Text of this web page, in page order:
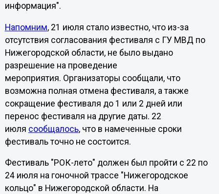
информация".
Напомним, 21 июля стало известно, что из-за
отсутствия согласования фестиваля с ГУ МВД по
Нижегородской области, не было выдано
разрешение на проведение
мероприятия. Организаторы сообщали, что
возможна полная отмена фестиваля, а также
сокращение фестиваля до 1 или 2 дней или
перенос фестиваля на другие даты. 22
июля сообщалось, что в намеченные сроки
фестиваль точно не состоится.
Фестиваль "РОК-лето" должен был пройти с 22 по
24 июля на гоночной трассе "Нижегородское
кольцо" в Нижегородской области. На